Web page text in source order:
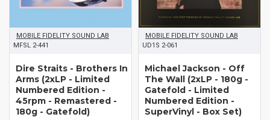
MOBILE FIDELITY SOUND LAB
MFSL 2-441
Dire Straits - Brothers In
Arms (2xLP - Limited
Numbered Edition -
45rpm - Remastered -
180g - Gatefold)
MOBILE FIDELITY SOUND LAB
UD1S 2-061
Michael Jackson - Off
The Wall (2xLP - 180g -
Gatefold - Limited
Numbered Edition -
SuperVinyl - Box Set)